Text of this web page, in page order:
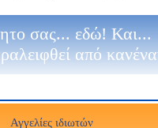
σας... εδώ! Και...
από
Αγγελίες ιδιωτών